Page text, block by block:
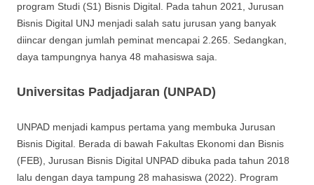
program Studi (S1) Bisnis Digital. Pada tahun 2021, Jurusan
Bisnis Digital UNJ menjadi salah satu jurusan yang banyak
diincar dengan jumlah peminat mencapai 2.265. Sedangkan,
daya tampungnya hanya 48 mahasiswa saja.
Universitas Padjadjaran (UNPAD)
UNPAD menjadi kampus pertama yang membuka Jurusan
Bisnis Digital. Berada di bawah Fakultas Ekonomi dan Bisnis
(FEB), Jurusan Bisnis Digital UNPAD dibuka pada tahun 2018
lalu dengan daya tampung 28 mahasiswa (2022). Program